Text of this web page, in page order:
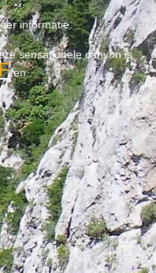
informatie.
sensationele canyon is
en